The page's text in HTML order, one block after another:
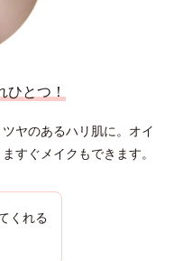
とつ！
ヤのあるハリ肌に。 オイ
すぐメイクもできます。
くれる